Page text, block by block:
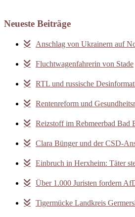
Neueste Beiträge
Anschlag von Ukrainern auf
Fluchtwagenfahrerin von Stade
RTL und russische
Rentenreform und
Reizstoff im Rebmeerbad Bad
Clara Bünger und der CSD-
Einbruch in Herxheim: Täter
Über 1.000 Juristen fordern
Tigermücke Landkreis